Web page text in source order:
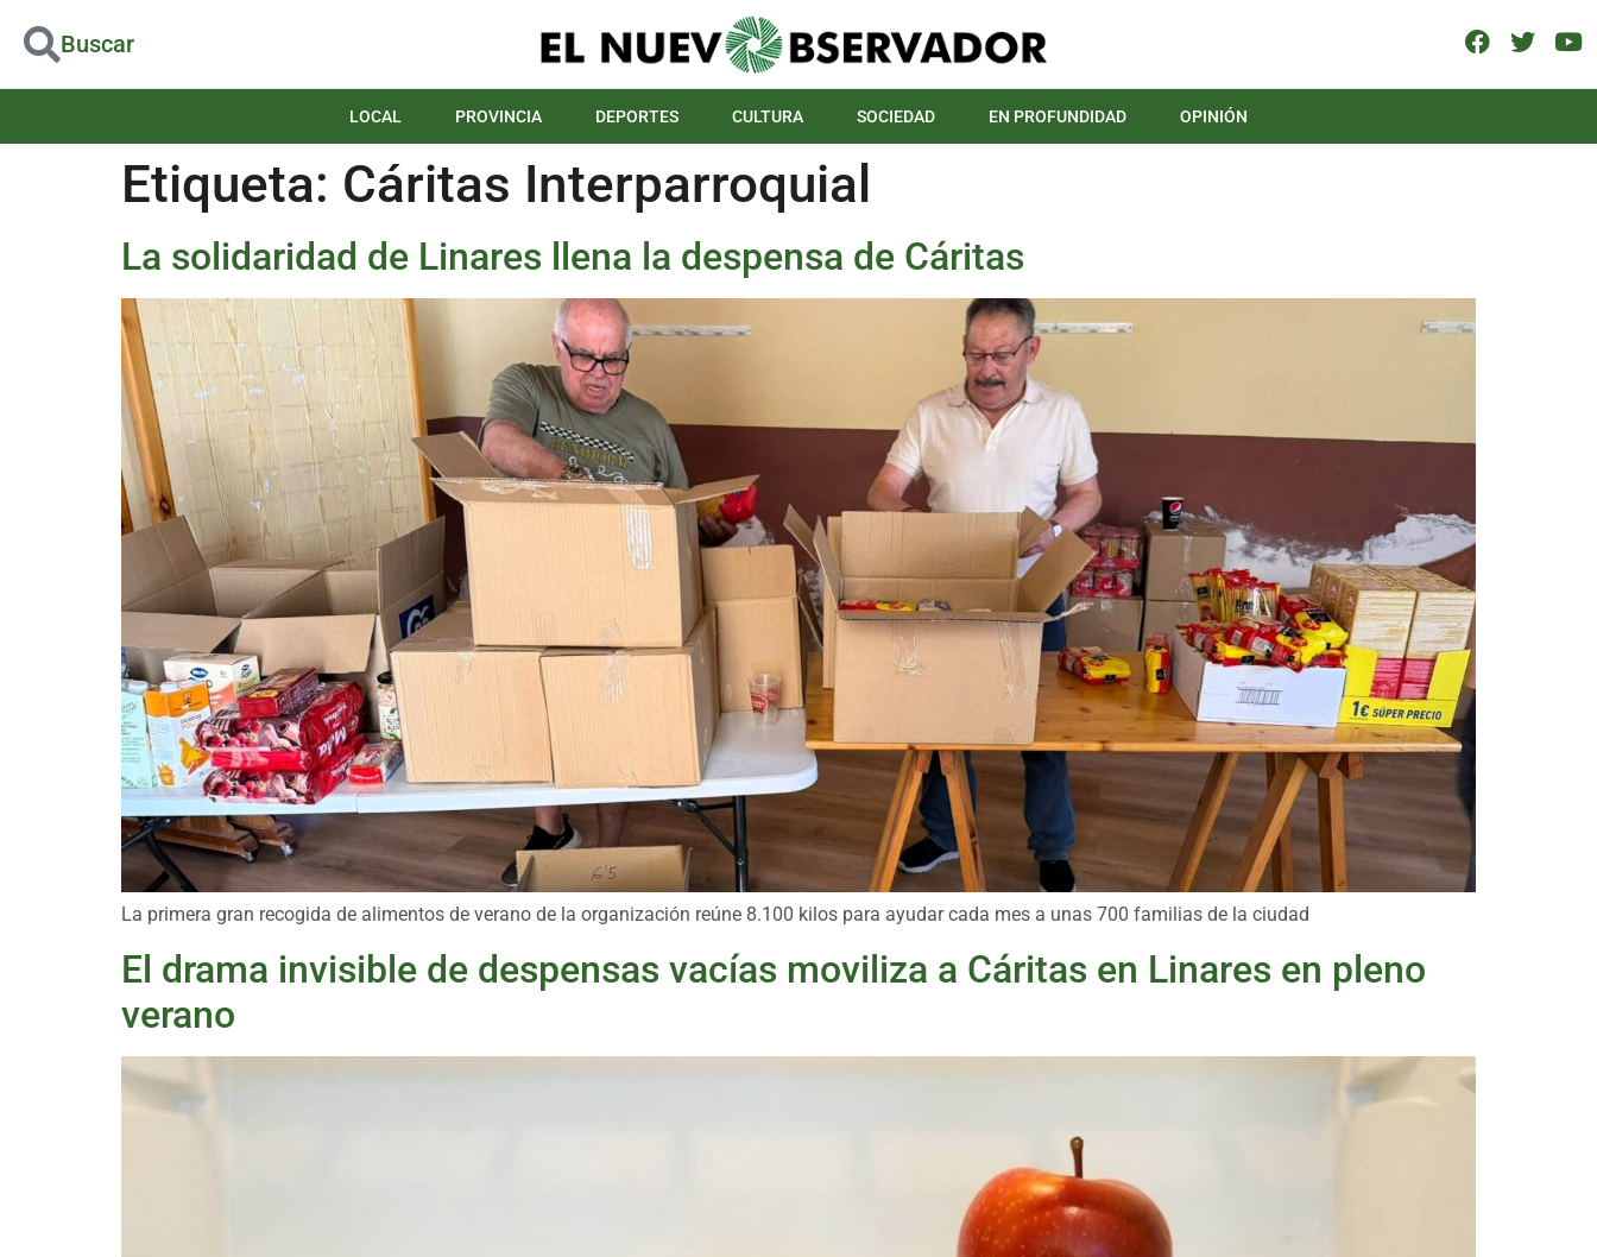
Buscar
LOCAL PROVINCIA DEPORTES CULTURA SOCIEDAD EN PROFUNDIDAD OPINIÓN
Etiqueta: Cáritas Interparroquial
La solidaridad de Linares llena la despensa de Cáritas
La primera gran recogida de alimentos de verano de la organización reúne 8.100 kilos para ayudar cada mes a unas 700 familias de la ciudad
El drama invisible de despensas vacías moviliza a Cáritas en Linares en pleno
verano